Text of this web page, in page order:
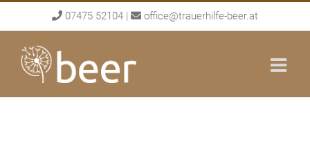
to
content
07475 52104 | office@trauerhilfe-beer.at